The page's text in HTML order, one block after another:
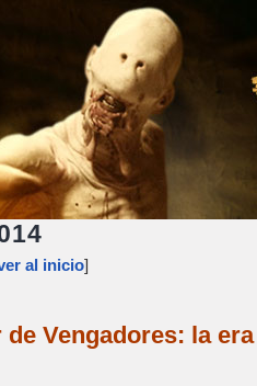
al inicio]
Vengadores: la